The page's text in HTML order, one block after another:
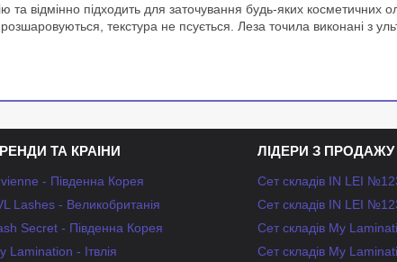
та відмінно підходить для заточування будь-яких косметичних
текстура не псується. Леза точила виконані з
ТА КРАІНИ
- Південна Корея
Lashes - Великобританія
Secret - Південна Корея
Lamination - Ітвлія
ЛІДЕРИ З ПРОДАЖУ
Сет складів IN LEI
Сет складів IN LEI
Сет складів My
Сет складів My